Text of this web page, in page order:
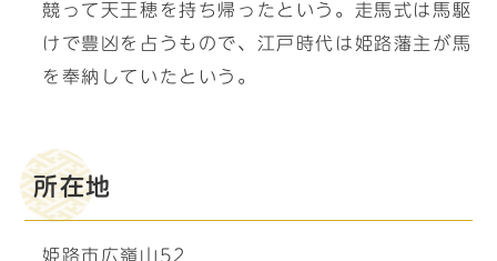
競って天王穂を持ち帰ったという。走馬式は馬駆
けで豊凶を占うもので、江戸時代は姫路藩主が馬
を奉納していたという。
所在地
姫路市広嶺山52